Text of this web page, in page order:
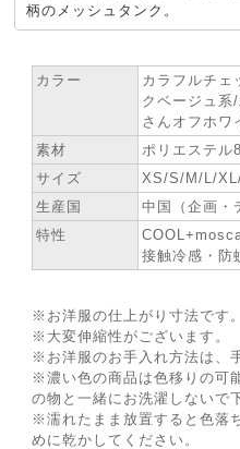
柄のメッシュタンク。
カラー
カラフルチェ
クベージュ系
さんオフホワ
素材
ポリエステル
サイズ
XS/S/M/L/
生産国
中国（企画・
特性
接触冷感・防
※お洋服の仕上がり寸法です
※大変伸縮性がございます。
※お洋服のお手入れ方法は、
※濃い色の商品は色移りの可
の物と一緒にお洗濯しないで
※濡れたまま放置すると色落
めに乾かしてください。